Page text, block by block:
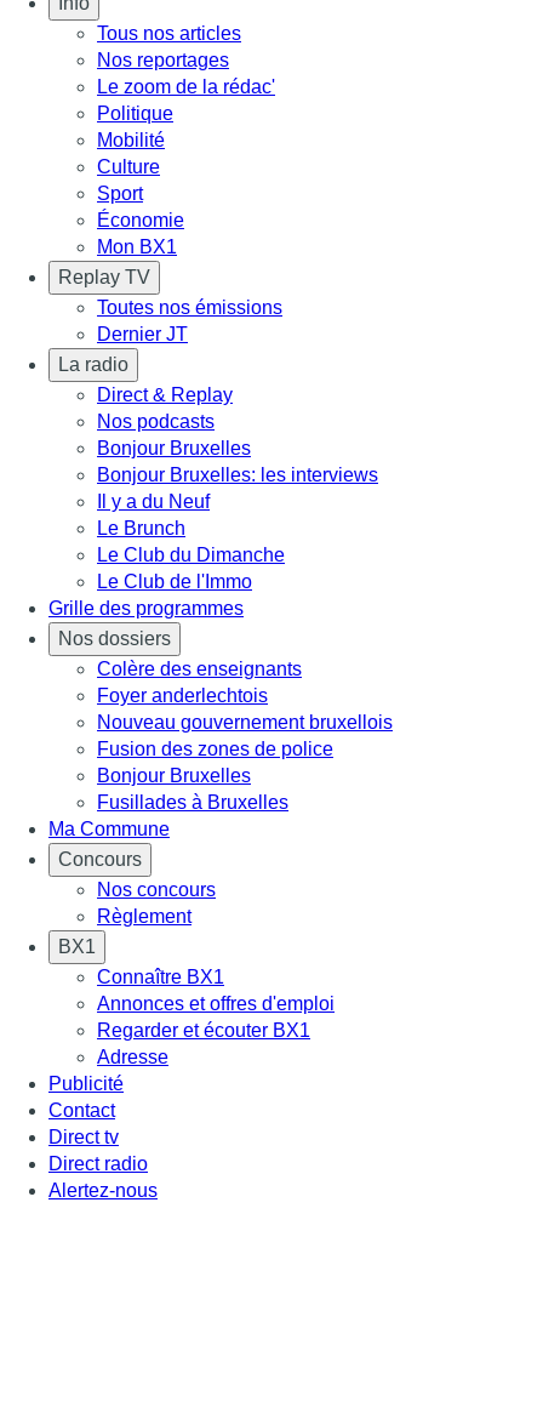
Tous nos articles
Nos reportages
Le zoom de la rédac'
Politique
Mobilité
Culture
Sport
Économie
Mon BX1
Replay TV
Toutes nos émissions
Dernier JT
La radio
Direct & Replay
Nos podcasts
Bonjour Bruxelles
Bonjour Bruxelles: les interviews
Il y a du Neuf
Le Brunch
Le Club du Dimanche
Le Club de l'Immo
Grille des programmes
Nos dossiers
Colère des enseignants
Foyer anderlechtois
Nouveau gouvernement bruxellois
Fusion des zones de police
Bonjour Bruxelles
Fusillades à Bruxelles
Ma Commune
Concours
Nos concours
Règlement
BX1
Connaître BX1
Annonces et offres d'emploi
Regarder et écouter BX1
Adresse
Publicité
Contact
Direct tv
Direct radio
Alertez-nous